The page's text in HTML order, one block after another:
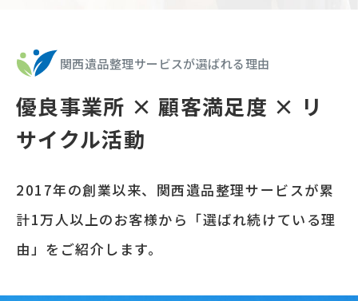
関西遺品整理サービスが選ばれる理由
優良事業所 × 顧客満足度 × リ
サイクル活動
2017年の創業以来、関西遺品整理サービスが累
計1万人以上のお客様から「選ばれ続けている理
由」をご紹介します。